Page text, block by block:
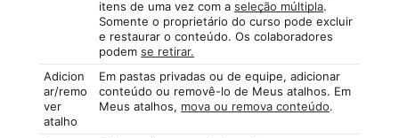
itens de uma vez com aseleção múltipla.
Somente o proprietário do curso pode excluir
e restaurar o conteúdo. Os colaboradores
podemse retirar.
Adicion
ar/remo
ver
atalho
Em pastas privadas ou de equipe, adicionar
conteúdo ou removê-lo de Meus atalhos. Em
Meus atalhos, mova ou remova conteúdo.